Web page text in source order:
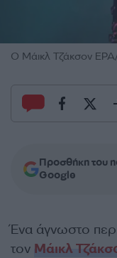
Ο Μάικλ Τζάκσον
Προσθήκη του
Google
Ένα άγνωστο
τον Μάικλ